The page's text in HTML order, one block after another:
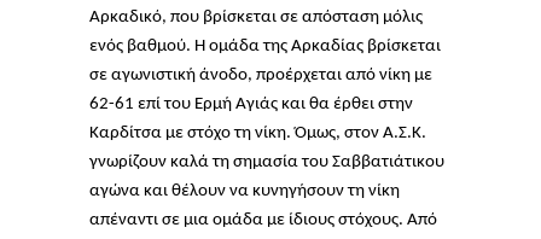
Αρκαδικό, που βρίσκεται σε απόσταση μόλις
ενός βαθμού. Η ομάδα της Αρκαδίας βρίσκεται
σε αγωνιστική άνοδο, προέρχεται από νίκη με
62-61 επί του Ερμή Αγιάς και θα έρθει στην
Καρδίτσα με στόχο τη νίκη. Όμως, στον Α.Σ.Κ.
γνωρίζουν καλά τη σημασία του Σαββατιάτικου
αγώνα και θέλουν να κυνηγήσουν τη νίκη
απέναντι σε μια ομάδα με ίδιους στόχους. Από